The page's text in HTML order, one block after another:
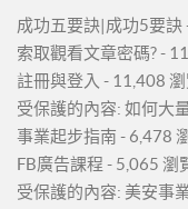
成功五要訣|成功5要訣
索取觀看文章密碼?-
註冊與登入 - 11,408
受保護的內容: 如何大
事業起步指南 - 6,478
FB廣告課程 - 5,065 瀏
受保護的內容: 美安事